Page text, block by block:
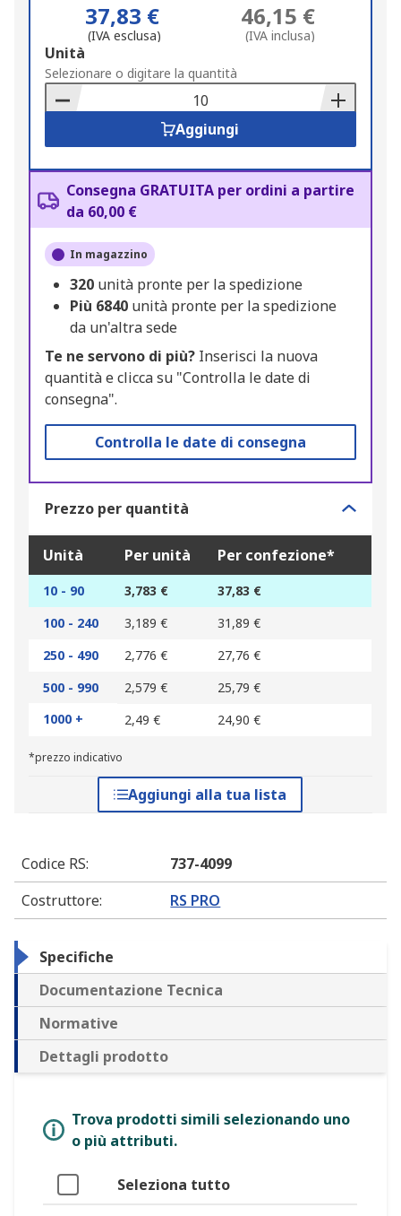
37,83 €
(IVA esclusa)
46,15 €
(IVA inclusa)
Add
to
Basket
Unità
Selezionare o digitare la quantità
Aggiungi
Consegna GRATUITA per ordini a partire
da 60,00 €
In magazzino
320 unità pronte per la spedizione
Più 6840 unità pronte per la spedizione
da un'altra sede
Te ne servono di più? Inserisci la nuova
quantità e clicca su "Controlla le date di
consegna".
Controlla le date di consegna
Prezzo per quantità
Unità Per unità Per confezione*
10 - 90 3,783 €
37,83 €
100 - 240
3,189 €
31,89 €
250 - 490
2,776 €
27,76 €
500 - 990
2,579 €
25,79 €
1000 +
2,49 € 24,90 €
*prezzo indicativo
Aggiungi alla tua lista
Codice RS:
737-4099
Costruttore: RS PRO
Specifiche
Documentazione Tecnica
Normative
Dettagli prodotto
Trova prodotti simili selezionando uno
o più attributi.
Seleziona tutto